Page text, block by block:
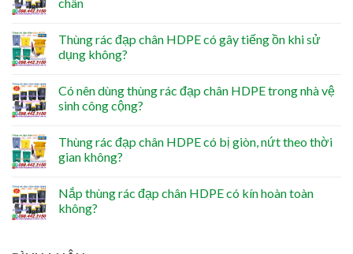
Thùng rác đạp chân HDPE có gây tiếng ồn khi sử
dụng không?
Có nên dùng thùng rác đạp chân HDPE trong nhà vệ
sinh công cộng?
Thùng rác đạp chân HDPE có bị giòn, nứt theo thời
gian không?
Nắp thùng rác đạp chân HDPE có kín hoàn toàn
không?